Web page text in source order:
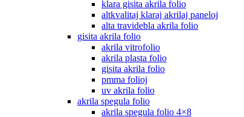
klara gisita akrila folio
altkvalitaj klaraj akrilaj paneloj
alta travidebla akrila folio
gisita akrila folio
akrila vitrofolio
akrila plasta folio
gisita akrila folio
pmma folioj
uv akrila folio
akrila spegula folio
akrila spegula folio 4×8